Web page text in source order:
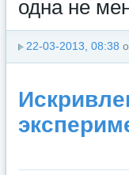
одна не
22-03-2013, 08:38